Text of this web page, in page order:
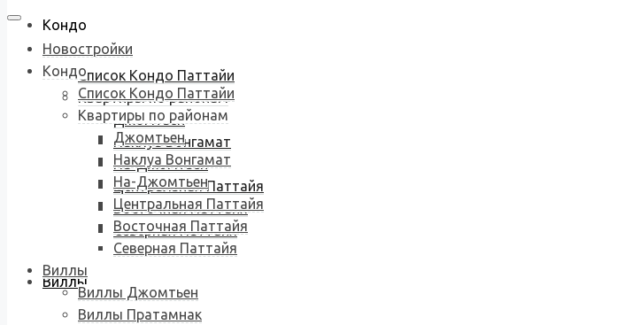
Кондо
Список Кондо Паттайи
Квартиры по районам
Джомтьен
Наклуа Вонгамат
На-Джомтьен
Центральная Паттайя
Восточная Паттайя
Северная Паттайя
Виллы
Новостройки
Кондо
Список Кондо Паттайи
Квартиры по районам
Джомтьен
Наклуа Вонгамат
На-Джомтьен
Центральная Паттайя
Восточная Паттайя
Северная Паттайя
Виллы
Виллы Джомтьен
Виллы Пратамнак